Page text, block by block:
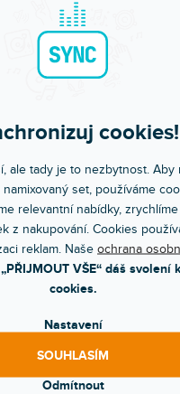
cookies!
ale tady je to nezbytnost. Aby
set, používáme
relevantní nabídky,
z nakupování. Cookies
reklam. Naše ochrana
VŠE“ dáš svolení
cookies.
Nastavení
Odmítnout
SOUHLASÍM
PŘIDAT DO KOŠÍKU
s tuhým zavěšením a
který má vynikající
v kombinaci s jinými